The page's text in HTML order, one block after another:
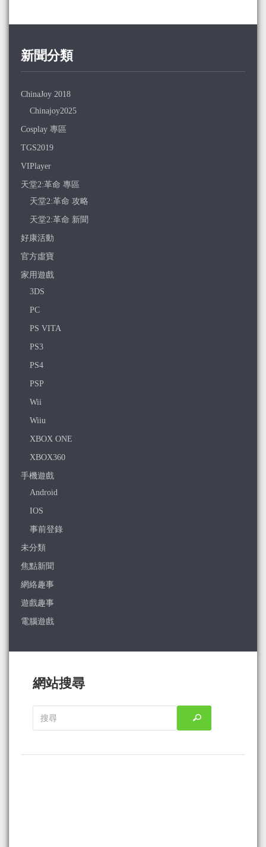
新聞分類
ChinaJoy 2018
Chinajoy2025
Cosplay 專區
TGS2019
VIPlayer
天堂2:革命 專區
天堂2:革命 攻略
天堂2:革命 新聞
好康活動
官方虛寶
家用遊戲
3DS
PC
PS VITA
PS3
PS4
PSP
Wii
Wiiu
XBOX ONE
XBOX360
手機遊戲
Android
IOS
事前登錄
未分類
焦點新聞
網絡趣事
遊戲趣事
電腦遊戲
網站搜尋